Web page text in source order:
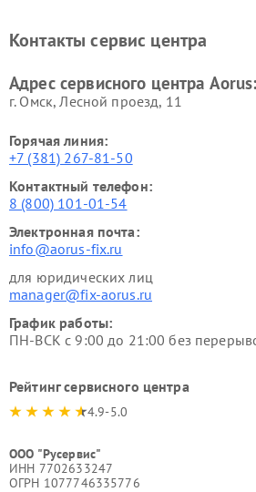
Контакты сервис центра
Адрес сервисного центра Aorus:
г. Омск, ​Лесной проезд, 11
Горячая линия:
+7 (381) 267-81-50
Контактный телефон:
8 (800) 101-01-54
Электронная почта:
info@aorus-fix.ru
для юридических лиц
manager@fix-aorus.ru
График работы:
ПН-ВСК с 9:00 до 21:00 без
Рейтинг сервисного центра
4.9-5.0
ООО "Русервис"
ИНН 7702633247
ОГРН 1077746335776